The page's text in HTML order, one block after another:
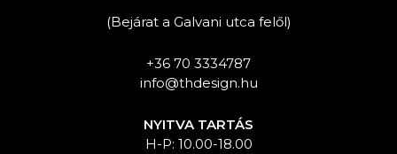
(Bejárat a Galvani utca felől)
+36 70 3334787
info@thdesign.hu
NYITVA TARTÁS
H-P: 10.00-18.00